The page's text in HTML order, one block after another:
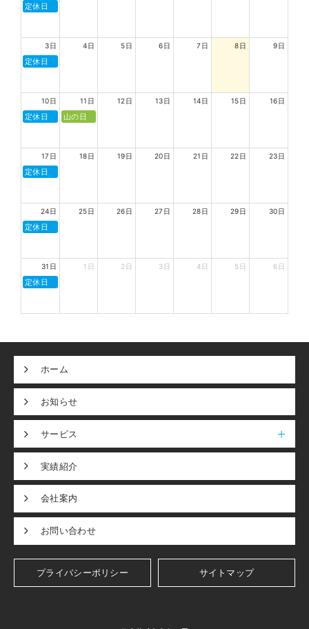
定休日
3日
定休日
4日 5日 6日 7日 8日 9日
10日
定休日
11日
山の日
12日 13日 14日 15日 16日
17日
定休日
18日 19日 20日 21日 22日 23日
24日
定休日
25日 26日 27日 28日 29日 30日
31日
定休日
1日 2日 3日 4日 5日 6日
ホーム
お知らせ
サービス
実績紹介
会社案内
お問い合わせ
プライバシーポリシー サイトマップ